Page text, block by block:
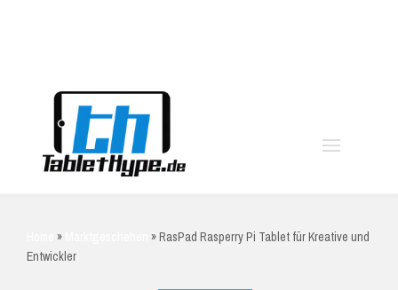
» »RasPad Rasperry Pi Tablet für Kreative und
Entwickler